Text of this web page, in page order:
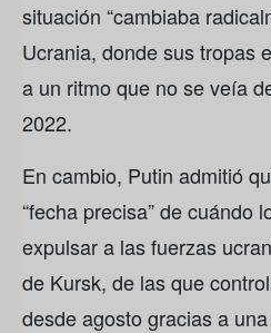
situación “cambiaba
Ucrania, donde sus tropas
a un ritmo que no se veía
2022.
En cambio, Putin admitió
“fecha precisa” de cuándo
expulsar a las fuerzas
de Kursk, de las que
desde agosto gracias a